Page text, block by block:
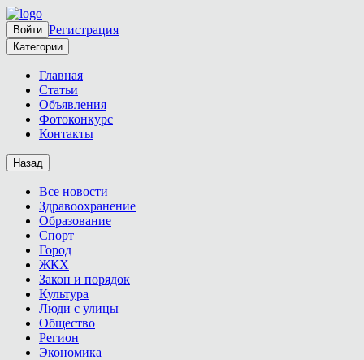
Войти Регистрация
Категории
Главная
Статьи
Объявления
Фотоконкурс
Контакты
Назад
Все новости
Здравоохранение
Образование
Спорт
Город
ЖКХ
Закон и порядок
Культура
Люди с улицы
Общество
Регион
Экономика